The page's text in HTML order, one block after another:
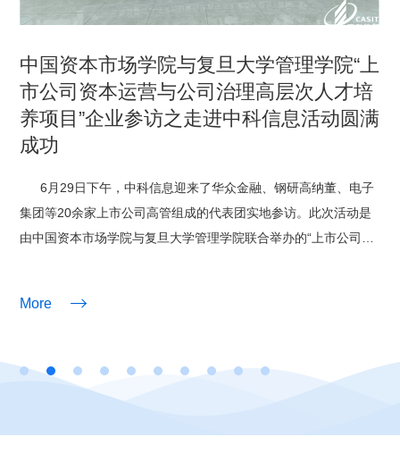
中国资本市场学院与复旦大学管理学院“上
市公司资本运营与公司治理高层次人才培
养项目”企业参访之走进中科信息活动圆满
成功
6月29日下午，中科信息迎来了华众金融、钢研高纳董、电子
集团等20余家上市公司高管组成的代表团实地参访。此次活动是
由中国资本市场学院与复旦大学管理学院联合举办的“上市公司资
展。公司副总经理、财务总监尹邦明、董...
More 